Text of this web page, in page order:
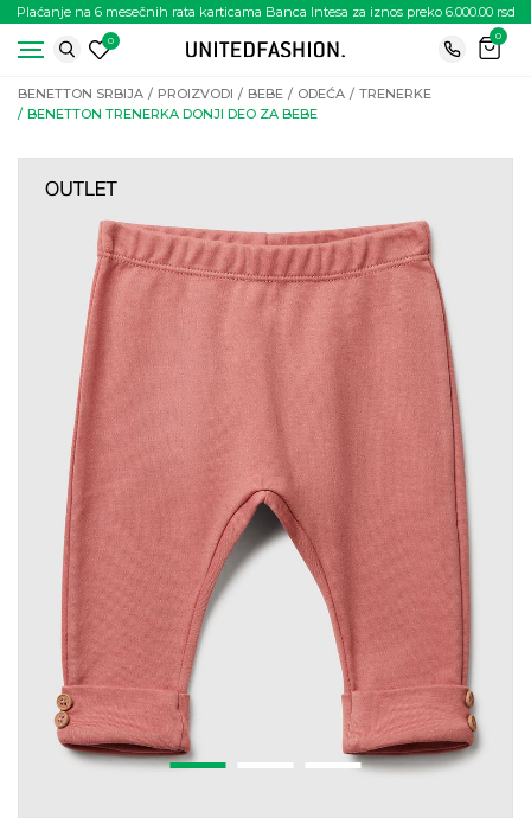
Plaćanje na 6 mesečnih rata karticama Banca Intesa za iznos preko 6.000.00 rsd
0
0
BENETTON SRBIJA PROIZVODI BEBE ODEĆA
TRENERKE
BENETTON TRENERKA DONJI DEO ZA BEBE